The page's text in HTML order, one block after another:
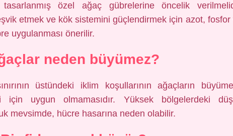
özel ağaç gübrelerine öncelik
etmek ve kök sistemini güçlendirmek için azot, fosfor
uygulanması önerilir.
neden büyümez?
üstündeki iklim koşullarının ağaçların
için uygun olmamasıdır. Yüksek bölgelerdeki
mevsimde, hücre hasarına neden olabilir.